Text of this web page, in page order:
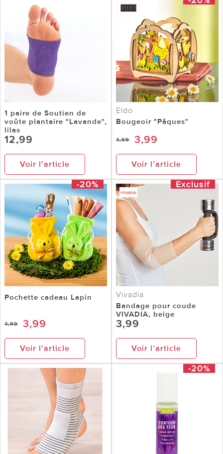
1 paire de Soutien de
voûte plantaire "Lavande",
lilas
12,99
Voir l’article
Eldo
Bougeoir "Pâques"
4,99 3,99
Voir l’article
-20%
Pochette cadeau Lapin
4,99 3,99
Voir l’article
Exclusif
Vivadia
Bandage pour coude
VIVADIA, beige
3,99
Voir l’article
-20%